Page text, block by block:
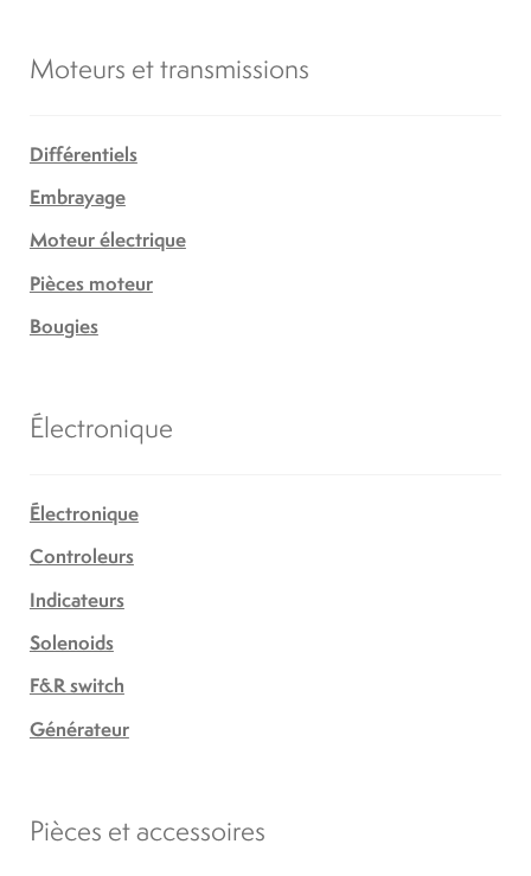
Moteurs et transmissions
Différentiels
Embrayage
Moteur électrique
Pièces moteur
Bougies
Électronique
Électronique
Controleurs
Indicateurs
Solenoids
F&R switch
Générateur
Pièces et accessoires